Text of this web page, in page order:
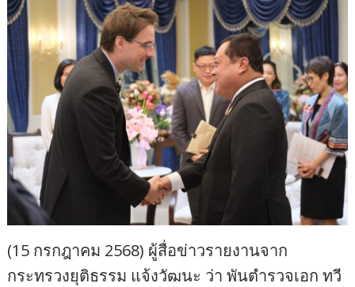
(15 กรกฎาคม 2568) ผู้สื่อข่าวรายงานจาก
กระทรวงยุติธรรม แจ้งวัฒนะ ว่า พันตำรวจเอก ทวี